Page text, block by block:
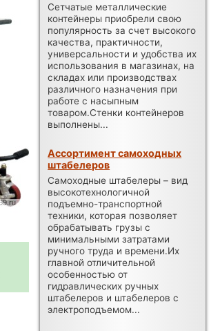
Сетчатые металлические
контейнеры приобрели свою
популярность за счет высокого
качества, практичности,
универсальности и удобства их
использования в магазинах, на
складах или производствах
различного назначения при
работе с насыпным
товаром.Стенки контейнеров
выполнены...
Ассортимент самоходных
штабелеров
Самоходные штабелеры – вид
высокотехнологичной
подъемно-транспортной
техники, которая позволяет
обрабатывать грузы с
минимальными затратами
ручного труда и времени.Их
главной отличительной
особенностью от
гидравлических ручных
штабелеров и штабелеров с
электроподъемом...